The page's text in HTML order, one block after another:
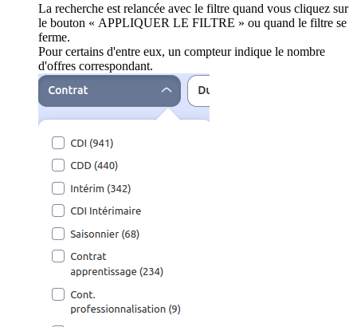
La recherche est relancée avec le filtre quand vous cliquez sur
le bouton « APPLIQUER LE FILTRE » ou quand le filtre se
ferme.
Pour certains d'entre eux, un compteur indique le nombre
d'offres correspondant.